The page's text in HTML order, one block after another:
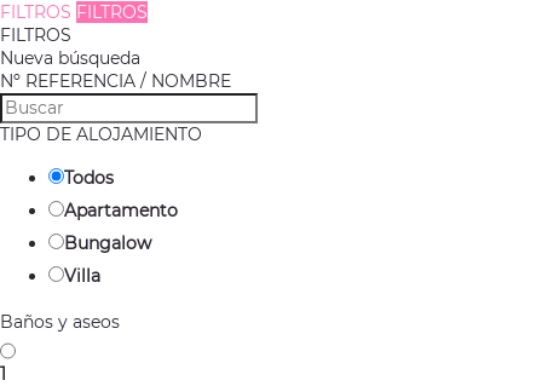
FILTROS FILTROS
FILTROS
Nueva búsqueda
Nº REFERENCIA / NOMBRE
TIPO DE ALOJAMIENTO
Todos
Apartamento
Bungalow
Villa
Baños y aseos
1